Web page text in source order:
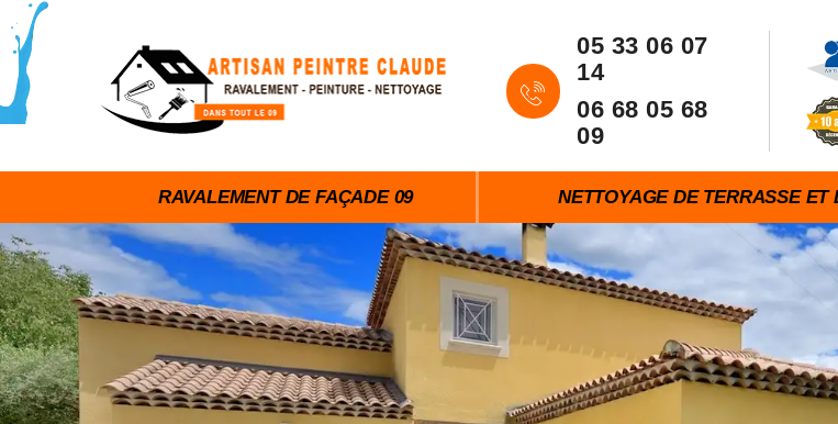
05 33 06 07
14
06 68 05 68
09
RAVALEMENT DE FAÇADE 09 NETTOYAGE DE TERRASSE ET